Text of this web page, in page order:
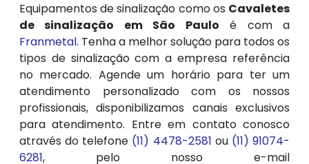
Equipamentos de sinalização como os Cavaletes
de sinalização em São Paulo é com a
Franmetal. Tenha a melhor solução para todos os
tipos de sinalização com a empresa referência
no mercado. Agende um horário para ter um
atendimento personalizado com os nossos
profissionais, disponibilizamos canais exclusivos
para atendimento. Entre em contato conosco
através do telefone (11) 4478-2581 ou (11) 91074-
6281, pelo nosso e-mail